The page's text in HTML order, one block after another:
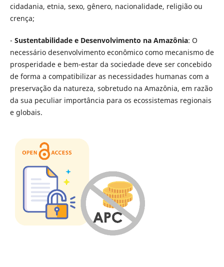
cidadania, etnia, sexo, gênero, nacionalidade, religião ou
crença;
- Sustentabilidade e Desenvolvimento na Amazônia: O
necessário desenvolvimento econômico como mecanismo de
prosperidade e bem-estar da sociedade deve ser concebido
de forma a compatibilizar as necessidades humanas com a
preservação da natureza, sobretudo na Amazônia, em razão
da sua peculiar importância para os ecossistemas regionais
e globais.